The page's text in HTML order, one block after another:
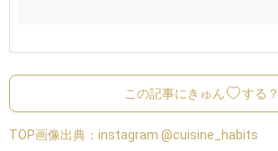
この記事にきゅん する？
TOP画像出典： instagram @cuisine_habits